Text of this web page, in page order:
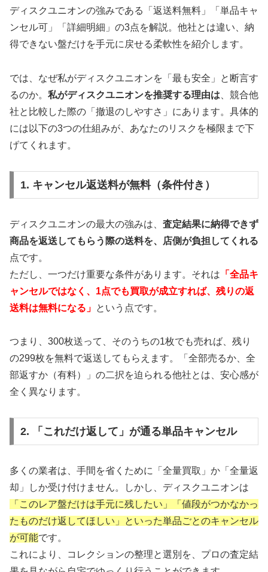
ディスクユニオンの強みである「返送料無料」「単品キャ
ンセル可」「詳細明細」の3点を解説。他社とは違い、納
得できない盤だけを手元に戻せる柔軟性を紹介します。
では、なぜ私がディスクユニオンを「最も安全」と断言す
るのか。 私がディスクユニオンを推奨する理由は 、競合他
社と比較した際の「撤退のしやすさ」にあります。具体的
には以下の3つの仕組みが、あなたのリスクを極限まで下
げてくれます。
1. キャンセル返送料が無料（条件付き）
ディスクユニオンの最大の強みは、 査定結果に納得できず
商品を返送してもらう際の送料を、店側が負担してくれる
点です。
ただし、一つだけ重要な条件があります。それは 「全品キ
ャンセルではなく、1点でも買取が成立すれば、残りの返
送料は無料になる」 という点です。
つまり、300枚送って、そのうちの1枚でも売れば、残り
の299枚を無料で返送してもらえます。「全部売るか、全
部返すか（有料）」の二択を迫られる他社とは、安心感が
全く異なります。
2. 「これだけ返して」が通る単品キャンセル
多くの業者は、手間を省くために「全量買取」か「全量返
却」しか受け付けません。しかし、ディスクユニオンは
「このレア盤だけは手元に残したい」「値段がつかなかっ
たものだけ返してほしい」といった単品ごとのキャンセル
が可能です。
これにより、コレクションの整理と選別を、プロの査定結